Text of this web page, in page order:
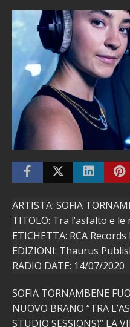
ARTISTA: SOFIA
TITOLO: Tra l’asfalto e le
ETICHETTA: RCA
EDIZIONI: Thaurus
RADIO DATE: 14/07/2020
SOFIA TORNAMBENE
NUOVO BRANO “TRA
STUDIO SESSIONS)” LA